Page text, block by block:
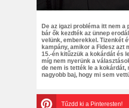
De az igazi probléma itt nem
bár ők kezdték az ünnep
velünk, emberekkel. Tizenkét
kampány, amikor a Fidesz azt
15.-én kitűzzük a kokárdát és
míg nem nyerünk a
de nem is tették le a kokárdát,
nagyobb baj, hogy mi sem
Tűzdd ki a Pinteresten!